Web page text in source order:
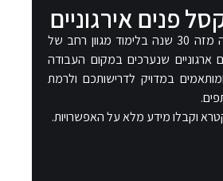
פנים אירגוניים​
ספקטרא מתמחה מזה 30 שנה בלימוד מגוון רחב של
ארגוניים שנערכים במקום העבודה
במדויק לדרישותכם ולרמת
וקבלו מידע מלא על האפשרויות.